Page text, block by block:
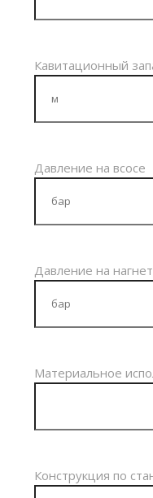
Кавитационный
Давление на всосе
Давление на
Материальное
Конструкция по